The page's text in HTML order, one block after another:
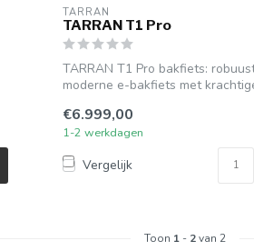
TARRAN
TARRAN T1 Pro
TARRAN T1 Pro bakfiets:
moderne e-bakfiets met
€6.999,00
1-2 werkdagen
Vergelijk
Toon 1 - 2van 2